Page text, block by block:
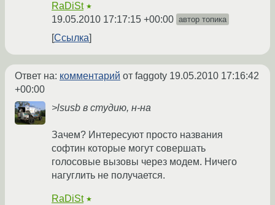
RaDiSt ★
19.05.2010 17:17:15 +00:00 автор топика
Ссылка
Ответ на: комментарий от faggoty 19.05.2010 17:16:42
+00:00
>lsusb в студию, н-на
Зачем? Интересуют просто названия
софтин которые могут совершать
голосовые вызовы через модем. Ничего
нагуглить не получается.
RaDiSt ★